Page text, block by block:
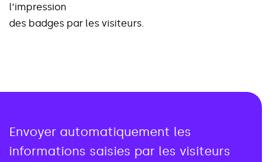
l’impression
des badges par les visiteurs.
Envoyer automatiquement les
informations saisies par les visiteurs